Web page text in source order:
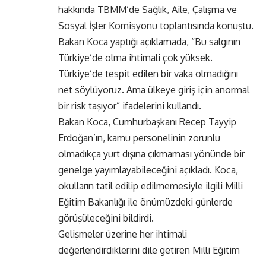
hakkında TBMM’de Sağlık, Aile, Çalışma ve
Sosyal İşler Komisyonu toplantısında konuştu.
Bakan Koca yaptığı açıklamada, “Bu salgının
Türkiye’de olma ihtimali çok yüksek.
Türkiye’de tespit edilen bir vaka olmadığını
net söylüyoruz. Ama ülkeye giriş için anormal
bir risk taşıyor” ifadelerini kullandı.
Bakan Koca, Cumhurbaşkanı Recep Tayyip
Erdoğan’ın, kamu personelinin zorunlu
olmadıkça yurt dışına çıkmaması yönünde bir
genelge yayımlayabileceğini açıkladı. Koca,
okulların tatil edilip edilmemesiyle ilgili Milli
Eğitim Bakanlığı ile önümüzdeki günlerde
görüşüleceğini bildirdi.
Gelişmeler üzerine her ihtimali
değerlendirdiklerini dile getiren Milli Eğitim